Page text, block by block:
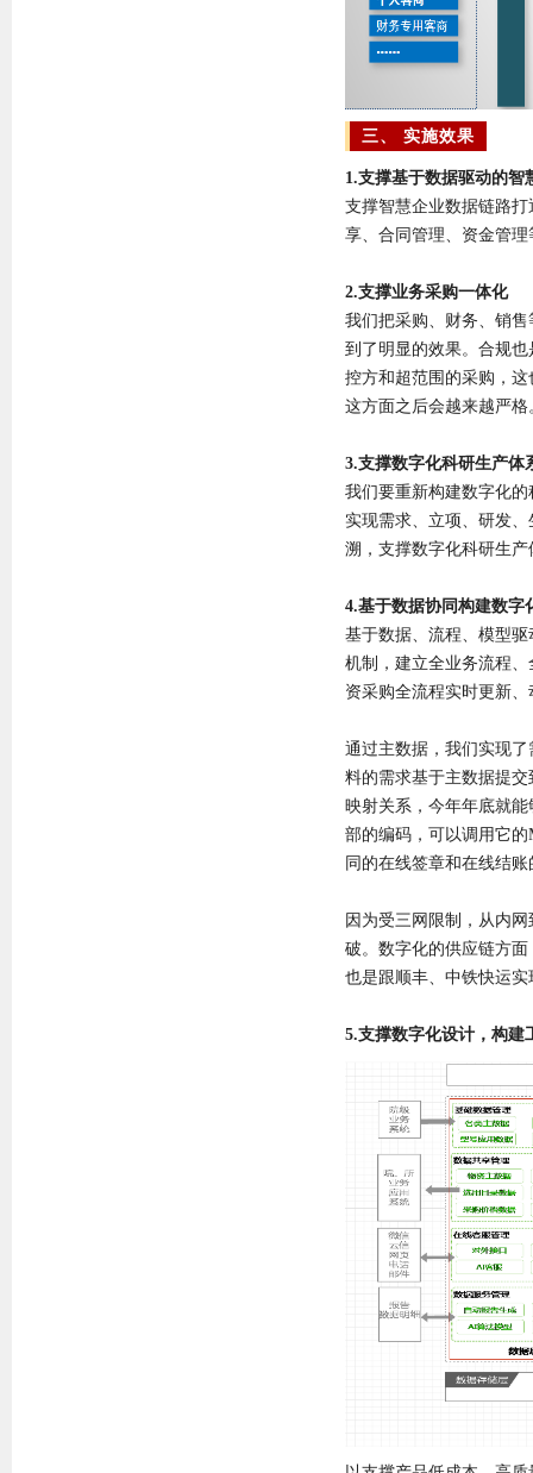
三、 实施效果
1.支撑基于数据驱动的智
支撑智慧企业数据链路
享、合同管理、资金管
2.支撑业务采购一体化
我们把采购、财务、销
到了明显的效果。合规
控方和超范围的采购，
这方面之后会越来越严格
3.支撑数字化科研生产体
我们要重新构建数字化
实现需求、立项、研发
溯，支撑数字化科研生产
4.基于数据协同构建数字
基于数据、流程、模型
机制，建立全业务流程
资采购全流程实时更新
通过主数据，我们实现
料的需求基于主数据提
映射关系，今年年底就
部的编码，可以调用它
同的在线签章和在线结
因为受三网限制，从内
破。数字化的供应链方
也是跟顺丰、中铁快运实
5.支撑数字化设计，构建